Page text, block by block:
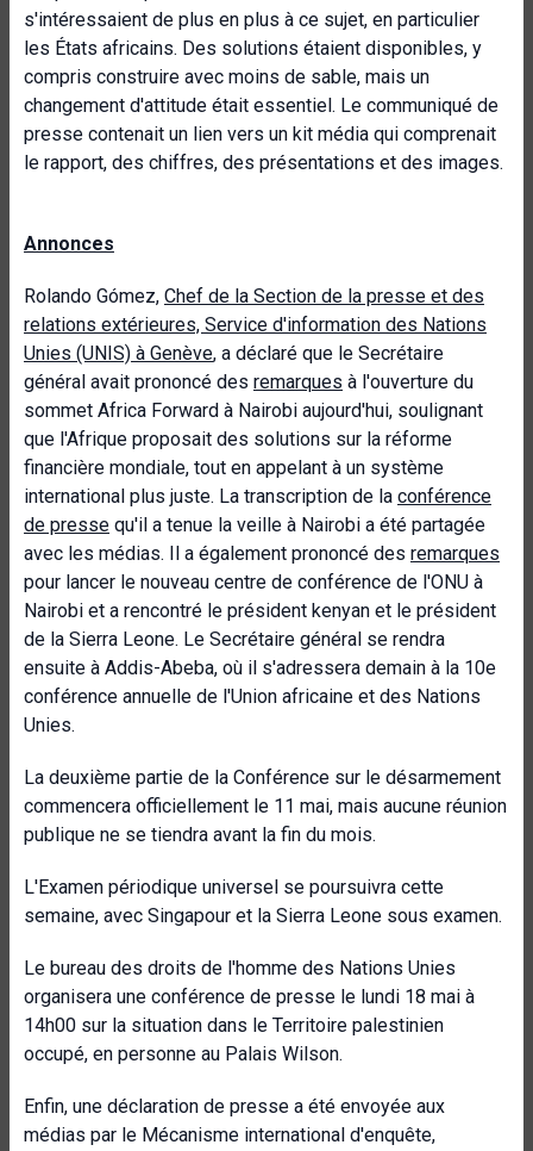
s'intéressaient de plus en plus à ce sujet, en particulier
les États africains. Des solutions étaient disponibles, y
compris construire avec moins de sable, mais un
changement d'attitude était essentiel. Le communiqué de
presse contenait un lien vers un kit média qui comprenait
le rapport, des chiffres, des présentations et des images.
Annonces
Rolando Gómez, Chef de la Section de la presse et des
relations extérieures, Service d'information des Nations
Unies (UNIS) à Genève, a déclaré que le Secrétaire
général avait prononcé des remarques à l'ouverture du
sommet Africa Forward à Nairobi aujourd'hui, soulignant
que l'Afrique proposait des solutions sur la réforme
financière mondiale, tout en appelant à un système
international plus juste. La transcription de la conférence
de presse qu'il a tenue la veille à Nairobi a été partagée
avec les médias. Il a également prononcé des remarques
pour lancer le nouveau centre de conférence de l'ONU à
Nairobi et a rencontré le président kenyan et le président
de la Sierra Leone. Le Secrétaire général se rendra
ensuite à Addis-Abeba, où il s'adressera demain à la 10e
conférence annuelle de l'Union africaine et des Nations
Unies.
La deuxième partie de la Conférence sur le désarmement
commencera officiellement le 11 mai, mais aucune réunion
publique ne se tiendra avant la fin du mois.
L'Examen périodique universel se poursuivra cette
semaine, avec Singapour et la Sierra Leone sous examen.
Le bureau des droits de l'homme des Nations Unies
organisera une conférence de presse le lundi 18 mai à
14h00 sur la situation dans le Territoire palestinien
occupé, en personne au Palais Wilson.
Enfin, une déclaration de presse a été envoyée aux
médias par le Mécanisme international d'enquête,